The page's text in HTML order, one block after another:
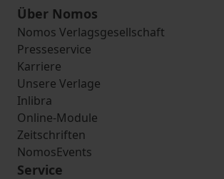
Über Nomos
Nomos Verlagsgesellschaft
Presseservice
Karriere
Unsere Verlage
Inlibra
Online-Module
Zeitschriften
NomosEvents
Service